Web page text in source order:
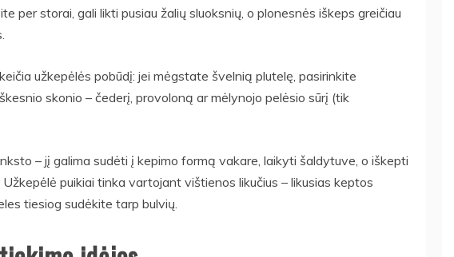
per storai, gali likti pusiau žalių sluoksnių, o plonesnės iškeps greičiau
užkepėlės pobūdį: jei mėgstate švelnią plutelę, pasirinkite
skonio – čederį, provoloną ar mėlynojo pelėsio sūrį (tik
– jį galima sudėti į kepimo formą vakare, laikyti šaldytuve, o iškepti
puikiai tinka vartojant vištienos likučius – likusias keptos
tiesiog sudėkite tarp bulvių.